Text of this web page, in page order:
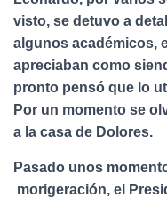
visto, se detuvo a
algunos académicos,
apreciaban como
pronto pensó que lo
Por un momento se
a la casa de Dolores.
Pasado unos
morigeración, el